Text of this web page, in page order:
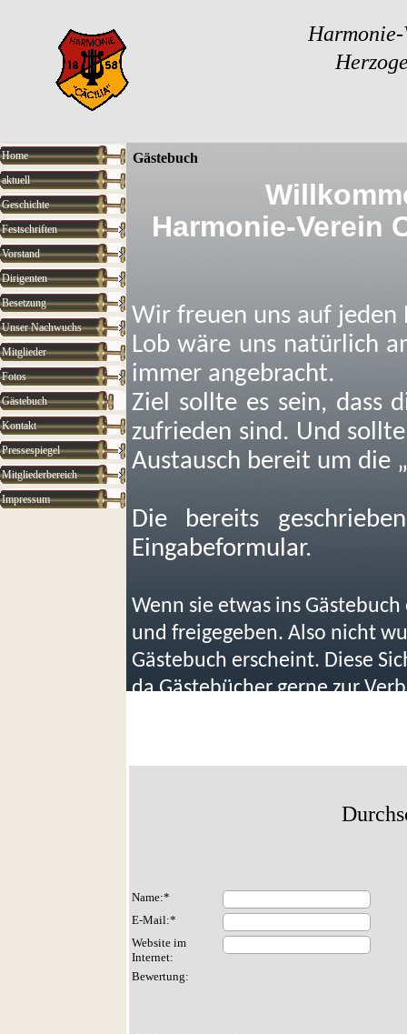
Home
aktuell
Geschichte
Festschriften
Vorstand
Dirigenten
Besetzung
Unser Nachwuchs
Mitglieder
Fotos
Gästebuch
Kontakt
Pressespiegel
Mitgliederbereich
Impressum
Gästebuch
Harmonie-Verein
Wir freuen uns auf jeden
Lob wäre uns natürlich
immer angebracht.
Ziel sollte es sein, dass
zufrieden sind. Und
Austausch bereit um die
Die bereits
Eingabeformular.
Wenn sie etwas ins
und freigegeben. Also nicht
Gästebuch erscheint. Diese
da Gästebücher gerne zur
Name:*
E-Mail:*
Website im
Internet:
Bewertung: